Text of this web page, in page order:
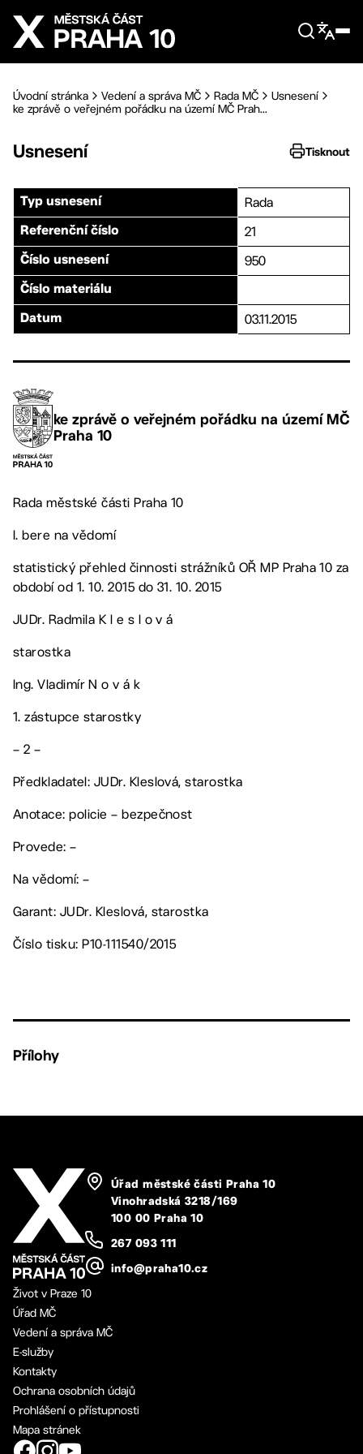
Přejít na hlavní obsah
Úvodní stránka Vedení a správa MČ Rada MČ
Usnesení
ke zprávě o veřejném pořádku na území MČ Prah...
Usnesení Tisknout
Typ usnesení Rada
Referenční číslo 21
Číslo usnesení 950
Číslo materiálu
Datum 03.11.2015
ke zprávě o veřejném pořádku na území MČ
Praha 10
Rada městské části Praha 10
I. bere na vědomí
statistický přehled činnosti strážníků OŘ MP Praha 10 za
období od 1. 10. 2015 do 31. 10. 2015
JUDr. Radmila K l e s l o v á
starostka
Ing. Vladimír N o v á k
1. zástupce starostky
– 2 –
Předkladatel: JUDr. Kleslová, starostka
Anotace: policie – bezpečnost
Provede: –
Na vědomí: –
Garant: JUDr. Kleslová, starostka
Číslo tisku: P10-111540/2015
Přílohy
Úřad městské části Praha 10
Vinohradská 3218/169
100 00 Praha 10
267 093 111
info@praha10.cz
Život v Praze 10
Úřad MČ
Vedení a správa MČ
E-služby
Kontakty
Ochrana osobních údajů
Prohlášení o přístupnosti
Mapa stránek